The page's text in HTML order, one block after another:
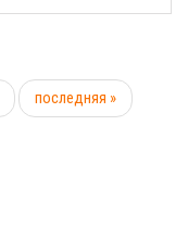
последняя »